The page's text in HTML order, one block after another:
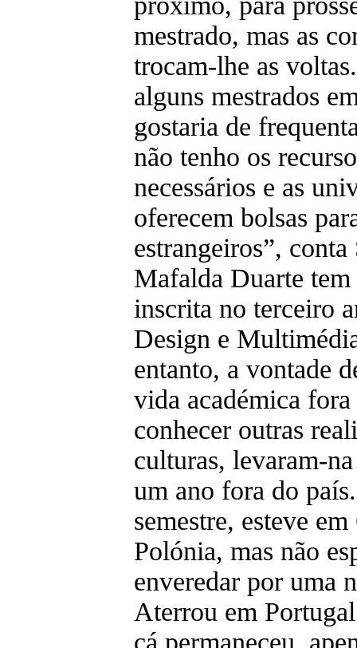
mestrado, mas as
trocam-lhe as
alguns mestrados
gostaria de
não tenho os
necessários e as
oferecem bolsas
estrangeiros”,
Mafalda Duarte tem
inscrita no terceiro
Design e
entanto, a vontade
vida académica
conhecer outras
culturas, levaram-
um ano fora do
semestre, esteve
Polónia, mas não
enveredar por uma
Aterrou em
cá permaneceu,